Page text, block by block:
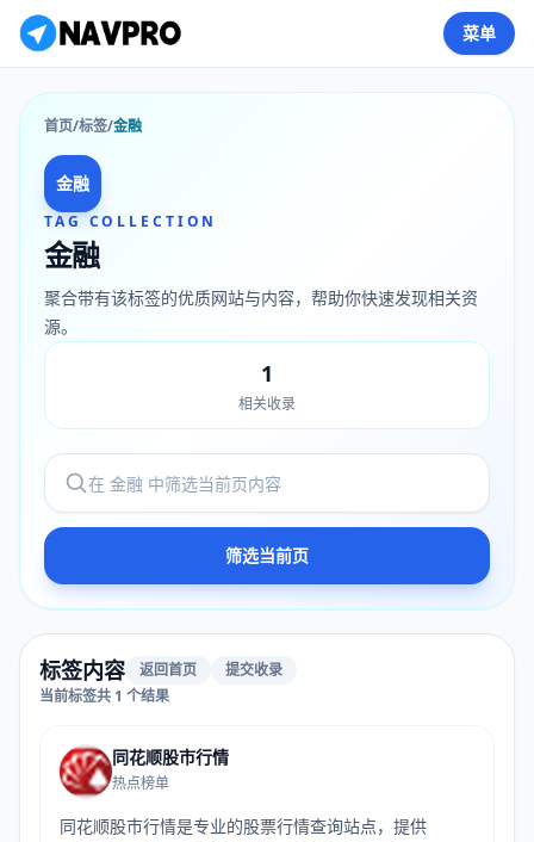
菜单
首页/标签/金融
金融
TAG COLLECTION
金融
聚合带有该标签的优质网站与内容，帮助你快速发现相关资
源。
1
相关收录
筛选 金融
筛选当前页
标签内容 返回首页
提交收录
当前标签共 1 个结果
同花顺股市行情
热点榜单
同花顺股市行情是专业的股票行情查询站点，提供